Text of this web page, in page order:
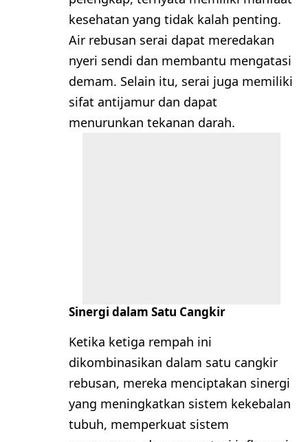
kesehatan yang tidak kalah penting.
Air rebusan serai dapat meredakan
nyeri sendi dan membantu mengatasi
demam. Selain itu, serai juga memiliki
sifat antijamur dan dapat
menurunkan tekanan darah.
Sinergi dalam Satu Cangkir
Ketika ketiga rempah ini
dikombinasikan dalam satu cangkir
rebusan, mereka menciptakan sinergi
yang meningkatkan sistem kekebalan
tubuh, memperkuat sistem